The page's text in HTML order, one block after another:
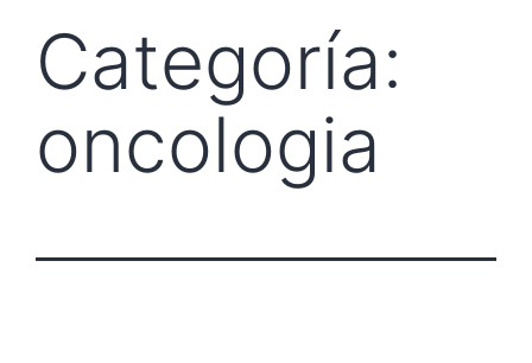
Categoría:
oncologia